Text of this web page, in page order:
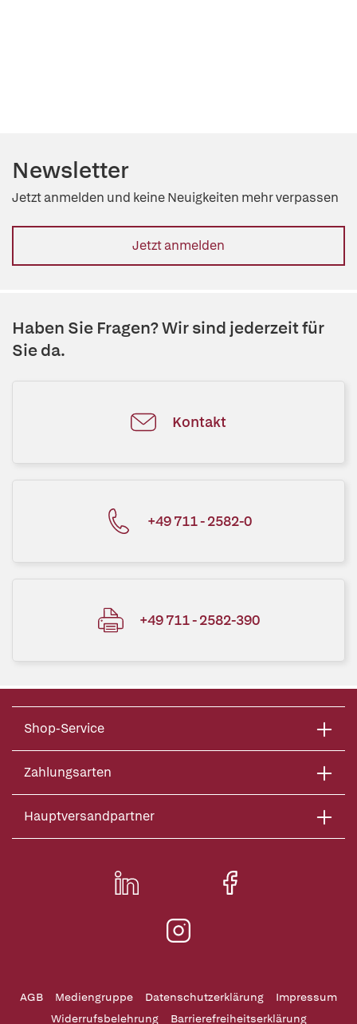
Newsletter
Jetzt anmelden und keine Neuigkeiten mehr verpassen
Jetzt anmelden
Haben Sie Fragen? Wir sind jederzeit für
Sie da.
Kontakt
+49 711 - 2582-0
+49 711 - 2582-390
Shop-Service
Zahlungsarten
Hauptversandpartner
AGB Mediengruppe Datenschutzerklärung
Impressum
Widerrufsbelehrung
Barrierefreiheitserklärung